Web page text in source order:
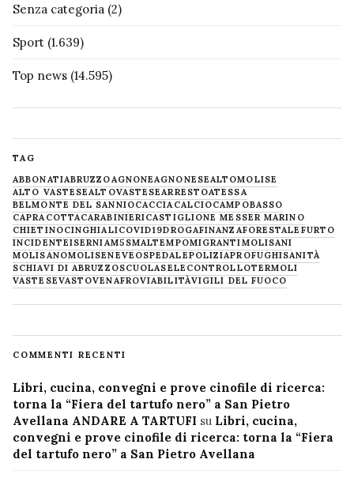
Senza categoria (2)
Sport (1.639)
Top news (14.595)
TAG
ABBONATIABRUZZOAGNONEAGNONESEALTOMOLISE
ALTO VASTESEALTOVASTESEARRESTOATESSA
BELMONTE DEL SANNIOCACCIACALCIOCAMPOBASSO
CAPRACOTTACARABINIERICASTIGLIONE MESSER MARINO
CHIETINOCINGHIALICOVID19DROGAFINANZAFORESTALE FURTO
INCIDENTEISERNIAM5SMALTEMPOMIGRANTIMOLISANI
MOLISANOMOLISENEVE OSPEDALEPOLIZIAPROFUGHISANITÀ
SCHIAVI DI ABRUZZOSCUOLASELECONTROLLOTERMOLI
VASTESEVASTOVENAFROVIABILITÀVIGILI DEL FUOCO
COMMENTI RECENTI
Libri, cucina, convegni e prove cinofile di ricerca:
torna la “Fiera del tartufo nero” a San Pietro
Avellana ANDARE A TARTUFI su Libri, cucina,
convegni e prove cinofile di ricerca: torna la “Fiera
del tartufo nero” a San Pietro Avellana